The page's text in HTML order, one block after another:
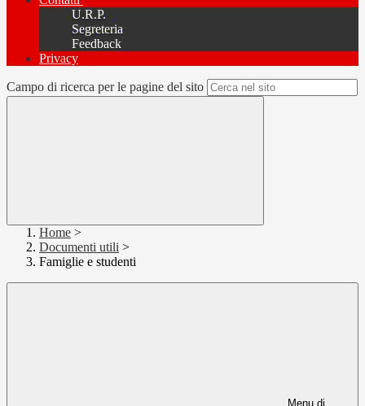
U.R.P.
Segreteria
Feedback
Privacy
Campo di ricerca per le pagine del sito
Home >
Documenti utili >
Famiglie e studenti
Menu di